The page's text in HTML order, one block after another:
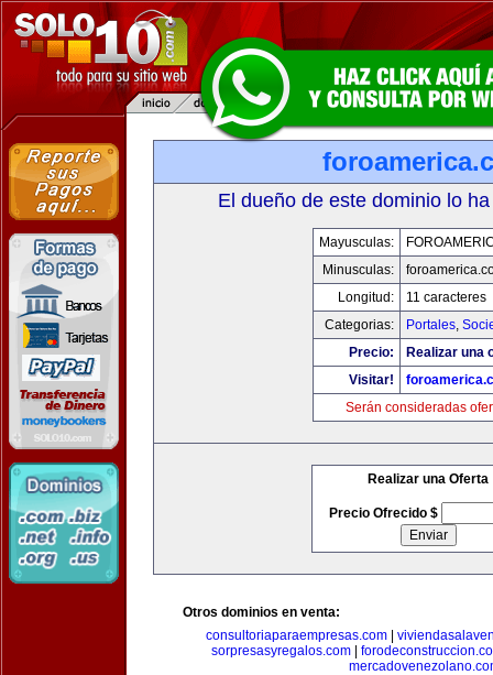
El dueño de este dominio lo
Mayusculas:
Minusculas:
Longitud:
11 caracteres
Categorias:
Portales,
Precio:
Realizar una
Visitar!
Serán consideradas
Realizar una Oferta
Precio Ofrecido $
Otros dominios en venta:
consultoriaparaempresas.com|
sorpresasyregalos.com|